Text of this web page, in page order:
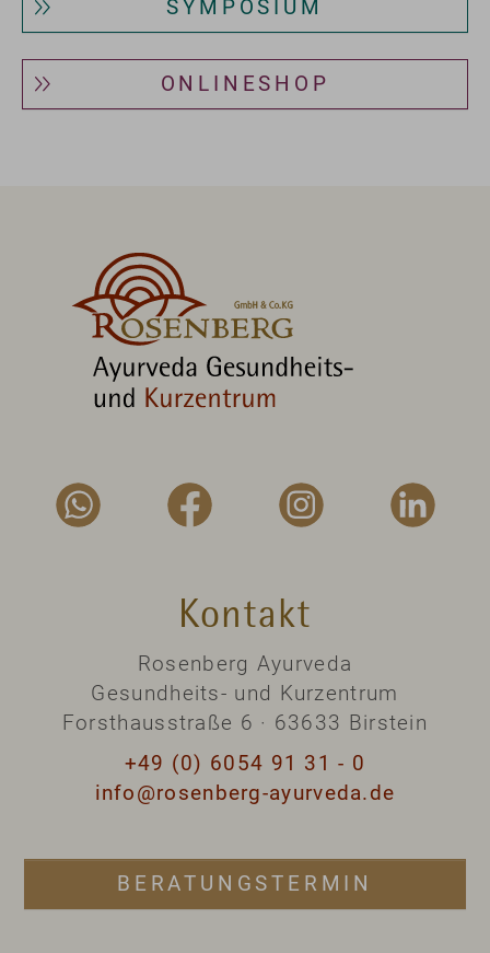
SYMPOSIUM
ONLINESHOP
Kontakt
Rosenberg Ayurveda
Gesundheits- und Kurzentrum
Forsthausstraße 6 · 63633 Birstein
+49 (0) 6054 91 31 - 0
info@rosenberg-ayurveda.de
BERATUNGSTERMIN